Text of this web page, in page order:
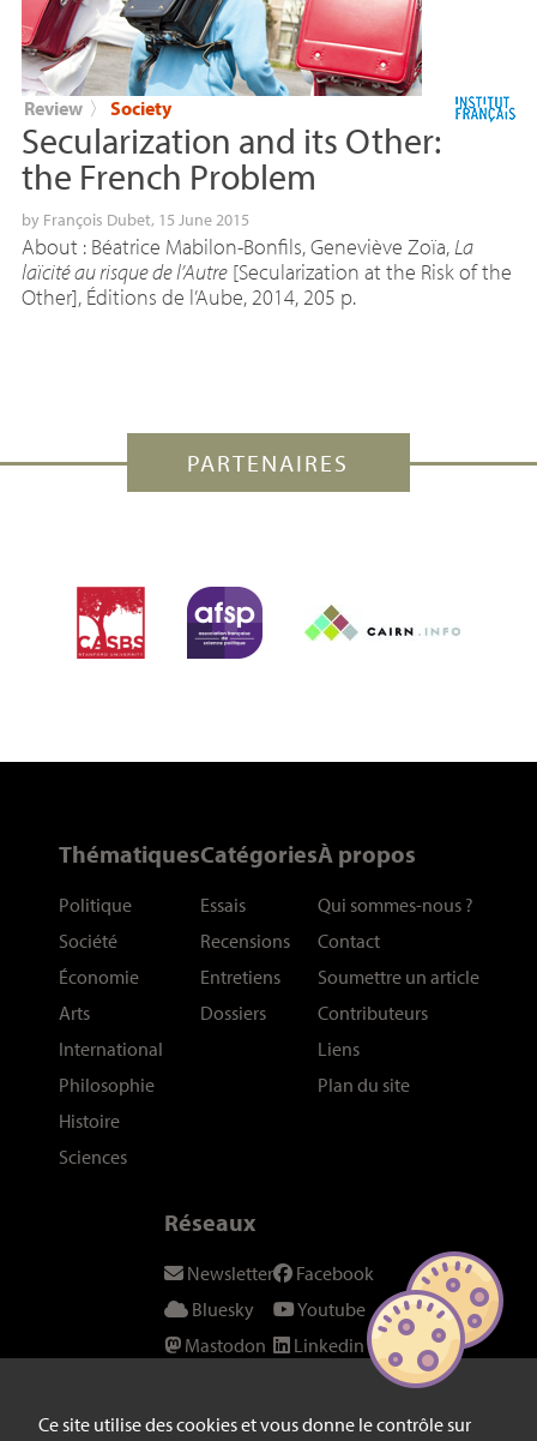
Ce site utilise des cookies et vous donne le contrôle sur
Review 〉 Society
Secularization and its Other:
the French Problem
by François Dubet, 15 June 2015
About : Béatrice Mabilon-Bonfils, Geneviève Zoïa,La
laïcité au risque de l’Autre[Secularization at the Risk of the
Other], Éditions de l’Aube, 2014, 205 p.
PARTENAIRES
Thématiques
Politique
Société
Économie
Arts
International
Philosophie
Histoire
Sciences
Catégories
Essais
Recensions
Entretiens
Dossiers
À propos
Qui sommes-nous ?
Contact
Soumettre un article
Contributeurs
Liens
Plan du site
Réseaux
Newsletter
Bluesky
Mastodon
Instagram
Facebook
Youtube
Linkedin
Fil RSS